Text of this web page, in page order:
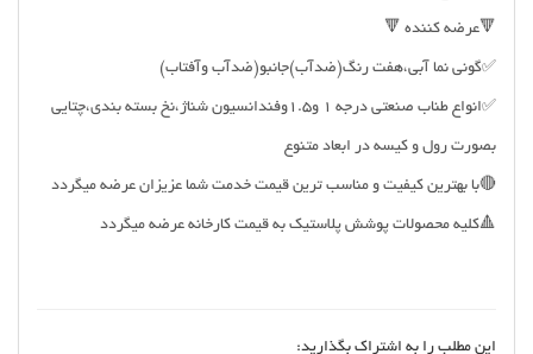
🔻عرضه کننده 🔻
✅گونی نما آبی،هفت رنگ(ضدآب)جانبو(ضدآب وآفتاب)
✅انواع طناب صنعتی درجه ۱ و۱.۵وفندانسیون شناژ،نخ بسته بندی،چتایی
بصورت رول و کیسه در ابعاد متنوع
🔴با بهترین کیفیت و مناسب ترین قیمت خدمت شما عزیزان عرضه میگردد
🔺کلیه محصولات پوشش پلاستیک به قیمت کارخانه عرضه میگردد
این مطلب را به اشتراک بگذارید: